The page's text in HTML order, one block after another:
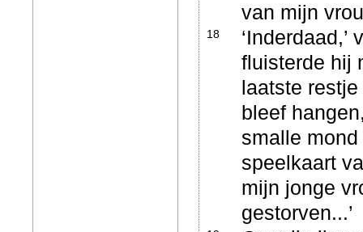
van mijn
18
fluisterde hij
laatste
bleef
smalle
speelkaart
mijn jonge